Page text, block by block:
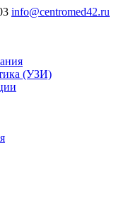
info@centromed42.ru
(УЗИ)